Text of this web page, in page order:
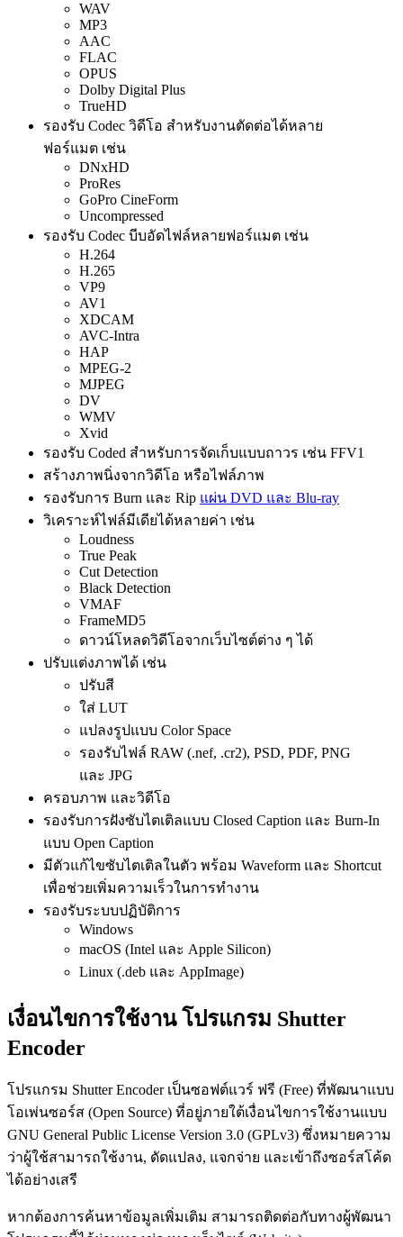
WAV
MP3
AAC
FLAC
OPUS
Dolby Digital Plus
TrueHD
รองรับ Codec วิดีโอ สำหรับงานตัดต่อได้หลาย
ฟอร์แมต เช่น
DNxHD
ProRes
GoPro CineForm
Uncompressed
รองรับ Codec บีบอัดไฟล์หลายฟอร์แมต เช่น
H.264
H.265
VP9
AV1
XDCAM
AVC-Intra
HAP
MPEG-2
MJPEG
DV
WMV
Xvid
รองรับ Coded สำหรับการจัดเก็บแบบถาวร เช่น FFV1
สร้างภาพนิ่งจากวิดีโอ หรือไฟล์ภาพ
รองรับการ Burn และ Rip แผ่น DVD และ Blu-ray
วิเคราะห์ไฟล์มีเดียได้หลายค่า เช่น
Loudness
True Peak
Cut Detection
Black Detection
VMAF
FrameMD5
ดาวน์โหลดวิดีโอจากเว็บไซต์ต่าง ๆ ได้
ปรับแต่งภาพได้ เช่น
ปรับสี
ใส่ LUT
แปลงรูปแบบ Color Space
รองรับไฟล์ RAW (.nef, .cr2), PSD, PDF, PNG
และ JPG
ครอบภาพ และวิดีโอ
รองรับการฝังซับไตเติลแบบ Closed Caption และ Burn-In
แบบ Open Caption
มีตัวแก้ไขซับไตเติลในตัว พร้อม Waveform และ Shortcut
เพื่อช่วยเพิ่มความเร็วในการทำงาน
รองรับระบบปฏิบัติการ
Windows
macOS (Intel และ Apple Silicon)
Linux (.deb และ AppImage)
เงื่อนไขการใช้งาน โปรแกรม Shutter
Encoder
โปรแกรม Shutter Encoder เป็นซอฟต์แวร์ ฟรี (Free) ที่พัฒนาแบบ
โอเพ่นซอร์ส (Open Source) ที่อยู่ภายใต้เงื่อนไขการใช้งานแบบ
GNU General Public License Version 3.0 (GPLv3) ซึ่งหมายความ
ว่าผู้ใช้สามารถใช้งาน, ดัดแปลง, แจกจ่าย และเข้าถึงซอร์สโค้ด
ได้อย่างเสรี
หากต้องการค้นหาข้อมูลเพิ่มเติม สามารถติดต่อกับทางผู้พัฒนา